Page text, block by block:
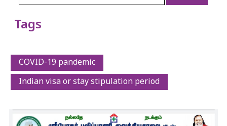
Tags
COVID-19 pandemic
Indian visa or stay stipulation period